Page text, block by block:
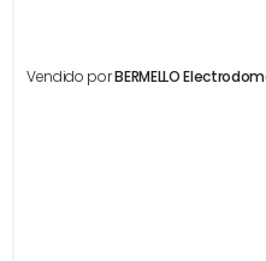
Vendido porBERMELLO